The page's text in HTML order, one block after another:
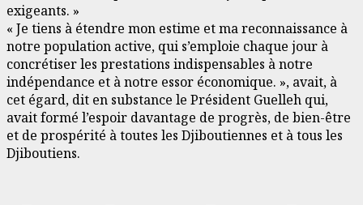
exigeants. »
« Je tiens à étendre mon estime et ma reconnaissance à
notre population active, qui s’emploie chaque jour à
concrétiser les prestations indispensables à notre
indépendance et à notre essor économique. », avait, à
cet égard, dit en substance le Président Guelleh qui,
avait formé l’espoir davantage de progrès, de bien-être
et de prospérité à toutes les Djiboutiennes et à tous les
Djiboutiens.